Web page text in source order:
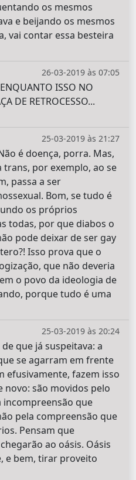
os mesmos
e beijando os mesmos
vai contar essa besteira
26-03-2019 às 07:05
ISSO NO
DE RETROCESSO...
25-03-2019 às 21:27
é doença, porra. Mas,
por exemplo, ao se
passa a ser
Bom, se tudo é
os próprios
todas, por que diabos o
pode deixar de ser gay
Isso prova que o
que não deveria
o povo da ideologia de
porque tudo é uma
25-03-2019 às 20:24
que já suspeitava: a
se agarram em frente
efusivamente, fazem isso
novo: são movidos pelo
incompreensão que
pela compreensão que
Pensam que
ao oásis. Oásis
e bem, tirar proveito